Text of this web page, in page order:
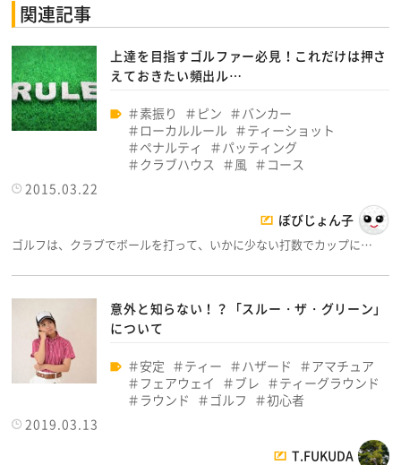
関連記事
上達を目指すゴルファー必見！これだけは押さ
えておきたい頻出ル…
素振り ピン
バンカー
ローカルルール
ティーショット
ペナルティ
パッティング
クラブハウス
風
コース
2015.03.22
ぼびじょん子
ゴルフは、クラブでボールを打って、いかに少ない打数でカップに…
意外と知らない！？「スルー・ザ・グリーン」
について
安定 ティー ハザード
アマチュア
フェアウェイ
ブレ
ティーグラウンド
ラウンド
ゴルフ
初心者
2019.03.13
T.FUKUDA